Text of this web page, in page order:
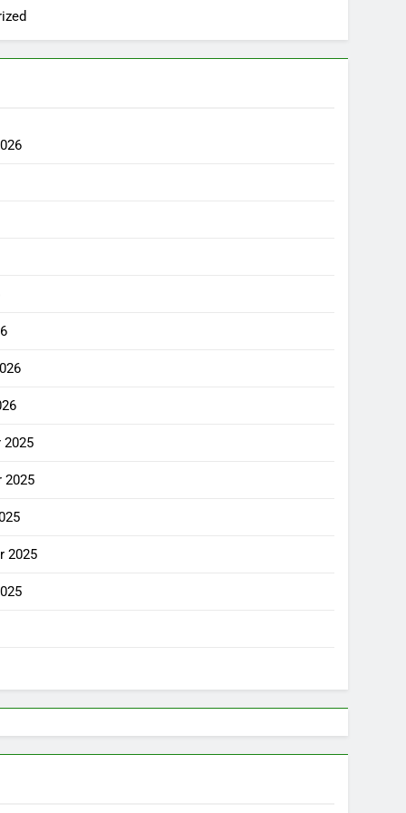
2025
2025
2025